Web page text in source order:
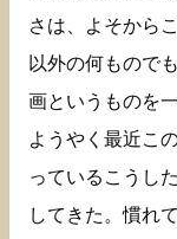
さは、よそから
以外の何もので
画というものを
ようやく最近こ
っているこうし
してきた。慣れ